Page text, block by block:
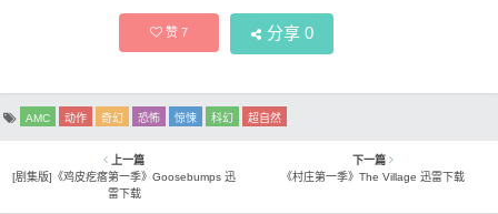
赞7 分享 0
AMC 动作 奇幻 恐怖 惊悚 科幻 超自然
上一篇
[剧集版]《鸡皮疙瘩第一季》Goosebumps 迅
雷下载
下一篇
《村庄第一季》The Village 迅雷下载